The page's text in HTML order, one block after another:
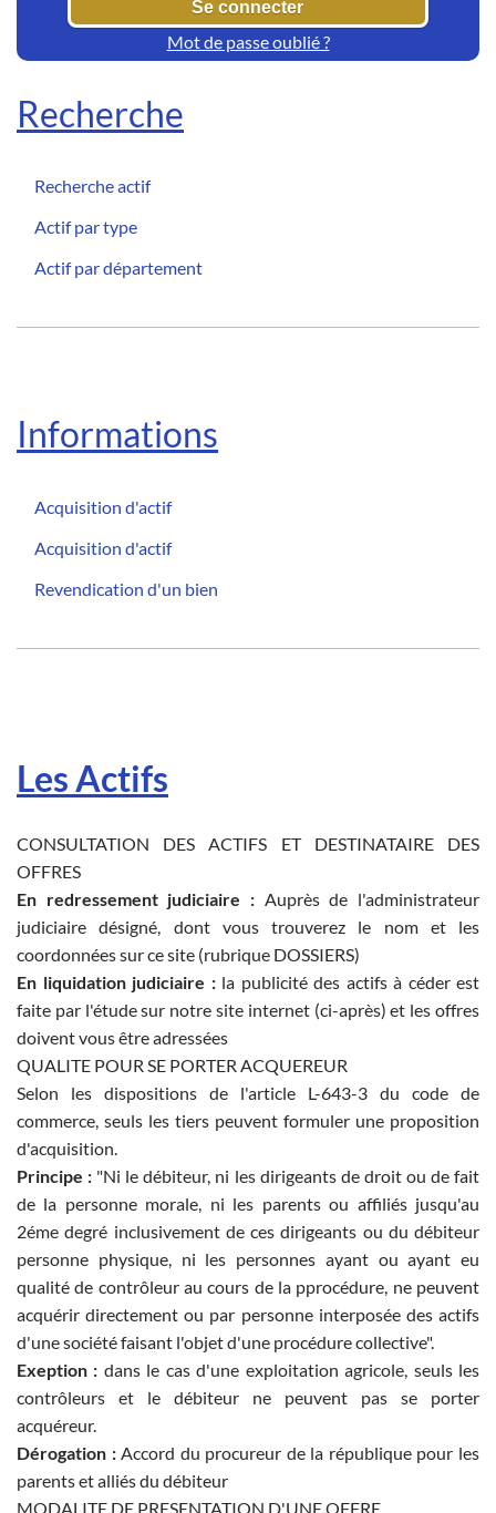
Mot de passe oublié ?
Recherche
Recherche actif
Actif par type
Actif par département
Informations
Acquisition d'actif
Acquisition d'actif
Revendication d'un bien
Les Actifs
CONSULTATION DES ACTIFS ET DESTINATAIRE DES
OFFRES
En redressement judiciaire : Auprès de l'administrateur
judiciaire désigné, dont vous trouverez le nom et les
coordonnées sur ce site (rubrique DOSSIERS)
En liquidation judiciaire :la publicité des actifs à céder est
faite par l'étude sur notre site internet (ci-après) et les offres
doivent vous être adressées
QUALITE POUR SE PORTER ACQUEREUR
Selon les dispositions de l'article L-643-3 du code de
commerce, seuls les tiers peuvent formuler une proposition
d'acquisition.
Principe : "Ni le débiteur, ni les dirigeants de droit ou de fait
de la personne morale, ni les parents ou affiliés jusqu'au
2éme degré inclusivement de ces dirigeants ou du débiteur
personne physique, ni les personnes ayant ou ayant eu
qualité de contrôleur au cours de la pprocédure, ne peuvent
acquérir directement ou par personne interposée des actifs
d'une société faisant l'objet d'une procédure collective".
Exeption : dans le cas d'une exploitation agricole, seuls les
contrôleurs et le débiteur ne peuvent pas se porter
acquéreur.
Dérogation :Accord du procureur de la république pour les
parents et alliés du débiteur
MODALITE DE PRESENTATION D'UNE OFFRE